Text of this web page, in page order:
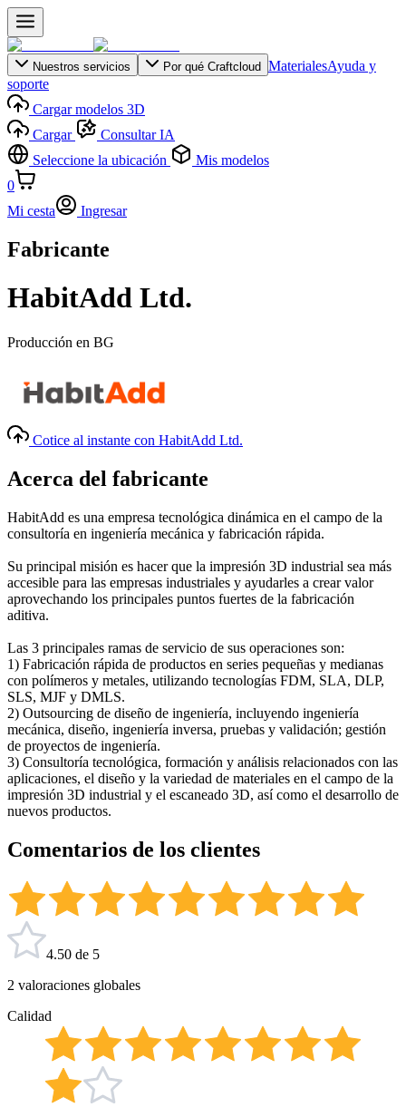
Nuestros servicios Por qué Craftcloud MaterialesAyuda y
soporte
Cargar modelos 3D
Cargar
Consultar IA
Seleccione la ubicación
Mis modelos
0
Mi cesta
Ingresar
Fabricante
HabitAdd Ltd.
Producción en BG
Cotice al instante con HabitAdd Ltd.
Acerca del fabricante
HabitAdd es una empresa tecnológica dinámica en el campo de la
consultoría en ingeniería mecánica y fabricación rápida.
Su principal misión es hacer que la impresión 3D industrial sea más
accesible para las empresas industriales y ayudarles a crear valor
aprovechando los principales puntos fuertes de la fabricación
aditiva.
Las 3 principales ramas de servicio de sus operaciones son:
1) Fabricación rápida de productos en series pequeñas y medianas
con polímeros y metales, utilizando tecnologías FDM, SLA, DLP,
SLS, MJF y DMLS.
2) Оutsourcing de diseño de ingeniería, incluyendo ingeniería
mecánica, diseño, ingeniería inversa, pruebas y validación; gestión
de proyectos de ingeniería.
3) Consultoría tecnológica, formación y análisis relacionados con las
aplicaciones, el diseño y la variedad de materiales en el campo de la
impresión 3D industrial y el escaneado 3D, así como el desarrollo de
nuevos productos.
Comentarios de los clientes
4.50 de 5
2 valoraciones globales
Calidad